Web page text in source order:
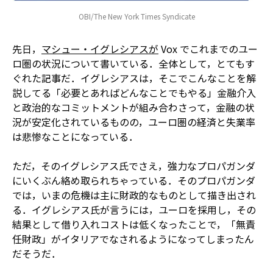
OBI/The New York Times Syndicate
先日， マシュー・イグレシアスが Vox でこれまでのユー
ロ圏の状況について書いている．全体として，とてもす
ぐれた記事だ．イグレシアスは，そこでこんなことを解
説してる――「必要とあればどんなことでもやる」金融介入
と政治的なコミットメントが組み合わさって，金融の状
況が安定化されているものの，ユーロ圏の経済と失業率
は悲惨なことになっている．
ただ，そのイグレシアス氏でさえ，強力なプロパガンダ
にいくぶん絡め取られちゃっている．そのプロパガンダ
では，いまの危機は主に財政的なものとして描き出され
る．イグレシアス氏が言うには，ユーロを採用し，その
結果として借り入れコストは低くなったことで，「無責
任財政」がイタリアでなされるようになってしまったん
だそうだ．